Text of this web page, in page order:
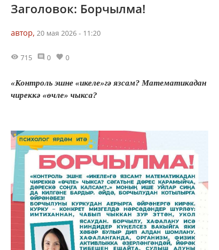
Заголовок: Борчылма!
автор, 20 мая 2026 - 11:20
715 0 0
«Контроль эшне «икеле»гә язсам? Математикадан
чиреккә «өчле» чыкса?